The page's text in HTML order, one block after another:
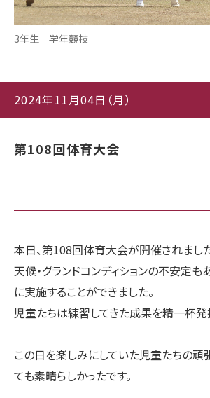
3年生 学年競技
2024年11月04日（月）
第108回体育大会
本日、第108回体育大会が開催されまし
天候・グランドコンディションの不安定も
に実施することができました。
児童たちは練習してきた成果を精一杯発
この日を楽しみにしていた児童たちの頑
ても素晴らしかったです。